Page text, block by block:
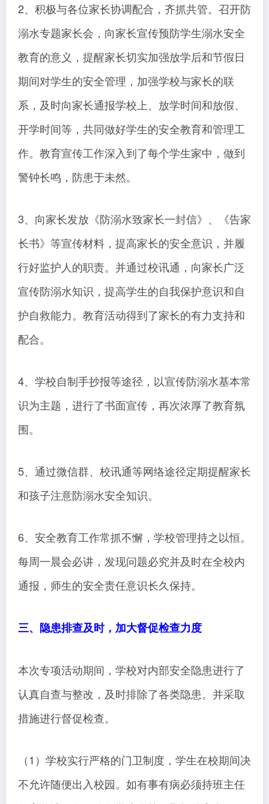
2、积极与各位家长协调配合，齐抓共管。召开防
溺水专题家长会，向家长宣传预防学生溺水安全
教育的意义，提醒家长切实加强放学后和节假日
期间对学生的安全管理，加强学校与家长的联
系，及时向家长通报学校上、放学时间和放假、
开学时间等，共同做好学生的安全教育和管理工
作。教育宣传工作深入到了每个学生家中，做到
警钟长鸣，防患于未然。
3、向家长发放《防溺水致家长一封信》、《告家
长书》等宣传材料，提高家长的安全意识，并履
行好监护人的职责。并通过校讯通，向家长广泛
宣传防溺水知识，提高学生的自我保护意识和自
护自救能力。教育活动得到了家长的有力支持和
配合。
4、学校自制手抄报等途径，以宣传防溺水基本常
识为主题，进行了书面宣传，再次浓厚了教育氛
围。
5、通过微信群、校讯通等网络途径定期提醒家长
和孩子注意防溺水安全知识。
6、安全教育工作常抓不懈，学校管理持之以恒。
每周一晨会必讲，发现问题必究并及时在全校内
通报，师生的安全责任意识长久保持。
三、隐患排查及时，加大督促检查力度
本次专项活动期间，学校对内部安全隐患进行了
认真自查与整改，及时排除了各类隐患。并采取
措施进行督促检查。
（1）学校实行严格的门卫制度，学生在校期间决
不允许随便出入校园。如有事有病必须持班主任